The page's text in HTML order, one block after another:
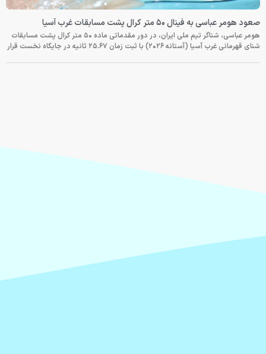
صعود هومر عباسی به فینال ۵۰ متر کرال پشت مسابقات غرب آسیا
هومر عباسی، شناگر تیم ملی ایران، در دور مقدماتی ماده ۵۰ متر کرال پشت مسابقات
شنای قهرمانی غرب آسیا (آستانه ۲۰۲۶) با ثبت زمان ۲۵.۶۷ ثانیه در جایگاه نخست قرار